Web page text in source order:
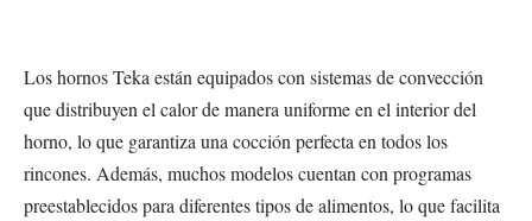
Los hornos Teka están equipados con sistemas de convección
que distribuyen el calor de manera uniforme en el interior del
horno, lo que garantiza una cocción perfecta en todos los
rincones. Además, muchos modelos cuentan con programas
preestablecidos para diferentes tipos de alimentos, lo que facilita